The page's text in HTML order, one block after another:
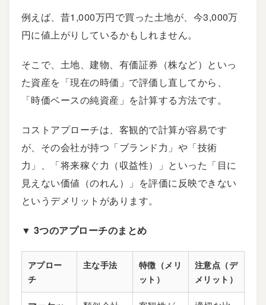
例えば、昔1,000万円で買った土地が、今3,000万
円に値上がりしているかもしれません。
そこで、土地、建物、有価証券（株など）といっ
た資産を「現在の時価」で評価し直してから、
「時価ベースの純資産」を計算する方法です。
コストアプローチは、客観的で計算が容易です
が、その会社が持つ「ブランド力」や「技術
力」、「将来稼ぐ力（収益性）」といった「目に
見えない価値（のれん）」を評価に反映できない
というデメリットがあります。
▼ 3つのアプローチのまとめ
アプロー
チ
主な手法
特徴（メリ
ット）
注意点（デ
メリット）